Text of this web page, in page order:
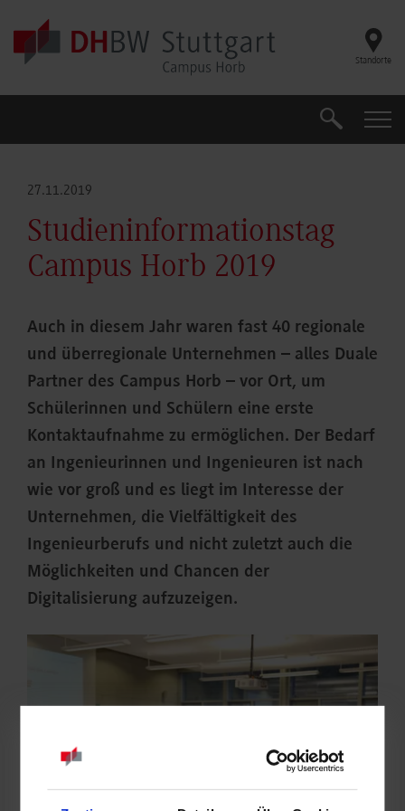
Skip to main content
Standorte
Suche
27.11.2019
Studieninformationstag
Campus Horb 2019
Auch in diesem Jahr waren fast 40 regionale
und überregionale Unternehmen – alles Duale
Partner des Campus Horb – vor Ort, um
Schülerinnen und Schülern eine erste
Kontaktaufnahme zu ermöglichen. Der Bedarf
an Ingenieurinnen und Ingenieuren ist nach
wie vor groß und es liegt im Interesse der
Unternehmen, die Vielfältigkeit des
Ingenieurberufs und nicht zuletzt auch die
Möglichkeiten und Chancen der
Digitalisierung aufzuzeigen.